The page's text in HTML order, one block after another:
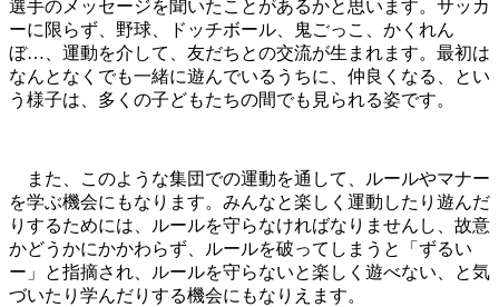
選手のメッセージを聞いたことがあるかと思います。サッカ
ーに限らず、野球、ドッチボール、鬼ごっこ、かくれん
ぼ…、運動を介して、友だちとの交流が生まれます。最初は
なんとなくでも一緒に遊んでいるうちに、仲良くなる、とい
う様子は、多くの子どもたちの間でも見られる姿です。
また、このような集団での運動を通して、ルールやマナー
を学ぶ機会にもなります。みんなと楽しく運動したり遊んだ
りするためには、ルールを守らなければなりませんし、故意
かどうかにかかわらず、ルールを破ってしまうと「ずるい
ー」と指摘され、ルールを守らないと楽しく遊べない、と気
づいたり学んだりする機会にもなりえます。